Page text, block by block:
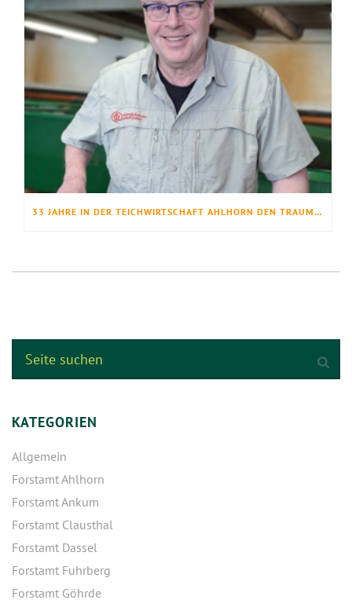
33 JAHRE IN DER TEICHWIRTSCHAFT AHLHORN DEN TRAUMBERUF GELEBT
KATEGORIEN
Allgemein
Forstamt Ahlhorn
Forstamt Ankum
Forstamt Clausthal
Forstamt Dassel
Forstamt Fuhrberg
Forstamt Göhrde